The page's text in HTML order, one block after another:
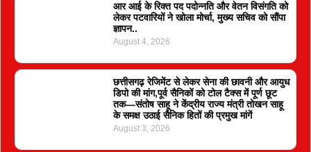
आर आई के रिक्त पद पदोन्नति और वेतन विसंगति को
लेकर पटवारियों ने खोला मोर्चा, मुख्य सचिव को सौंपा
ज्ञापन..
August 4, 2026
छत्तीसगढ़ रेजिमेंट से लेकर सेना की छावनी और आयुध
डिपो की मांग,पूर्व सैनिकों को टोल टैक्स में पूर्ण छूट
तक—संतोष साहू ने केंद्रीय राज्य मंत्री तोखन साहू
के समक्ष उठाई सैनिक हितों की प्रमुख मांगें
August 3, 2026